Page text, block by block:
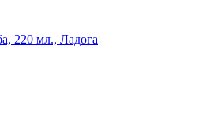
220 мл., Ладога